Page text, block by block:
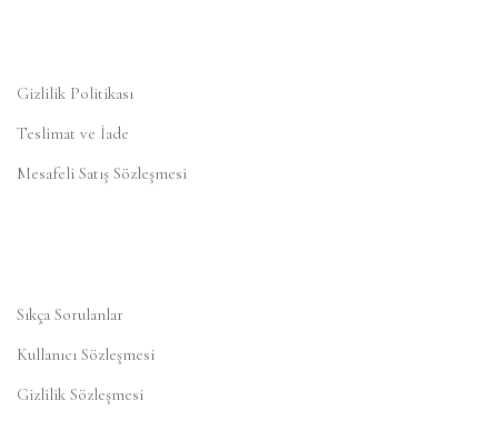
Gizlilik Politikası
Teslimat ve İade
Mesafeli Satış Sözleşmesi
Sıkça Sorulanlar
Kullanıcı Sözleşmesi
Gizlilik Sözleşmesi